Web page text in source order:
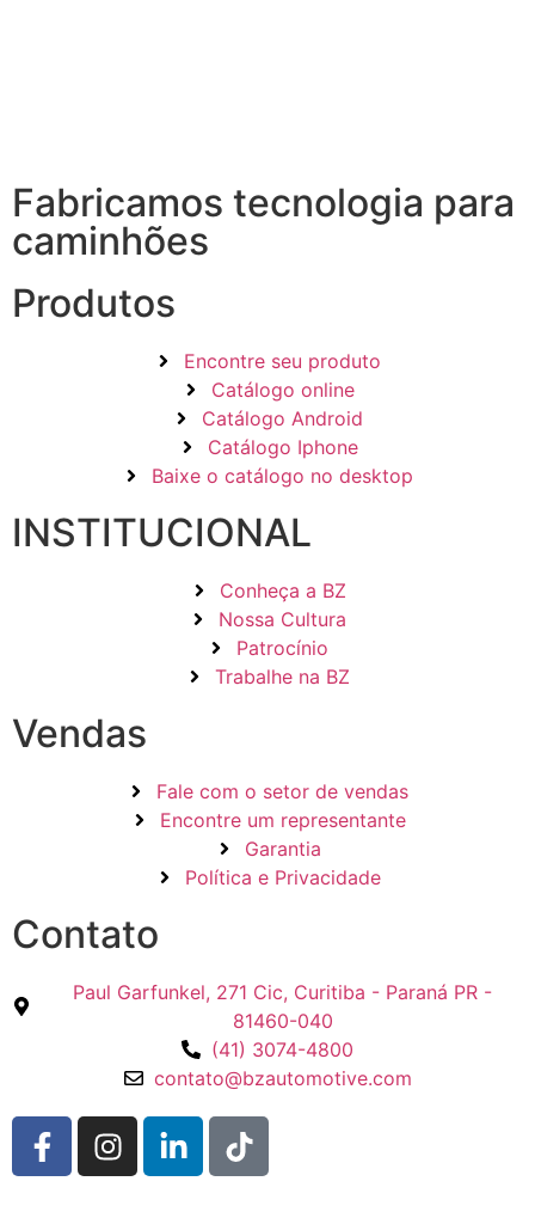
Fabricamos tecnologia para
caminhões
Produtos
Encontre seu produto
Catálogo online
Catálogo Android
Catálogo Iphone
Baixe o catálogo no desktop
INSTITUCIONAL
Conheça a BZ
Nossa Cultura
Patrocínio
Trabalhe na BZ
Vendas
Fale com o setor de vendas
Encontre um representante
Garantia
Política e Privacidade
Contato
Paul Garfunkel, 271 Cic, Curitiba - Paraná PR -
81460-040
(41) 3074-4800
contato@bzautomotive.com